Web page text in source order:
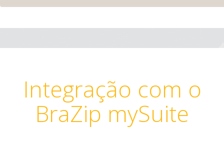
Integração com o
BraZip mySuite